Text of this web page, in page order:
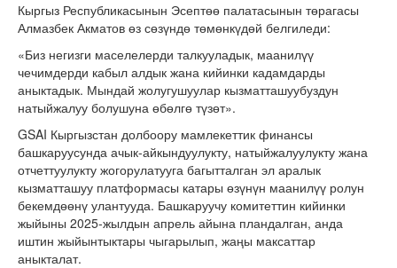
Кыргыз Республикасынын Эсептөө палатасынын төрагасы
Алмазбек Акматов өз сөзүндө төмөнкүдөй белгиледи:
«Биз негизги маселелерди талкууладык, маанилүү
чечимдерди кабыл алдык жана кийинки кадамдарды
аныктадык. Мындай жолугушуулар кызматташуубуздун
натыйжалуу болушуна өбөлгө түзөт».
GSAI Кыргызстан долбоору мамлекеттик финансы
башкаруусунда ачык-айкындуулукту, натыйжалуулукту жана
отчеттуулукту жогорулатууга багытталган эл аралык
кызматташуу платформасы катары өзүнүн маанилүү ролун
бекемдөөнү улантууда. Башкаруучу комитеттин кийинки
жыйыны 2025-жылдын апрель айына пландалган, анда
иштин жыйынтыктары чыгарылып, жаңы максаттар
аныкталат.